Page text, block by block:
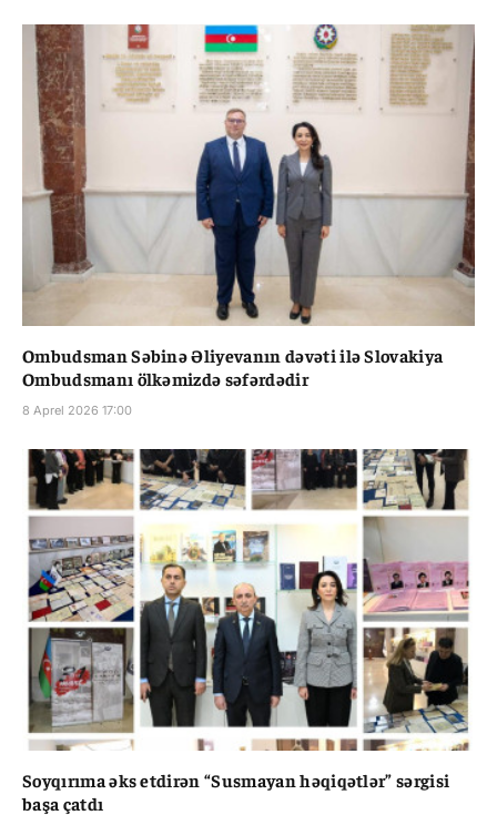
Ombudsman Səbinə Əliyevanın dəvəti ilə Slovakiya
Ombudsmanı ölkəmizdə səfərdədir
8 Aprel 2026 17:00
Soyqırıma əks etdirən “Susmayan həqiqətlər” sərgisi
başa çatdı